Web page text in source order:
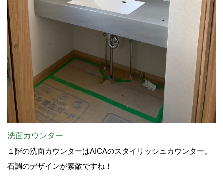
洗面カウンター
１階の洗面カウンターはAICAのスタイリッシュカウンター。
石調のデザインが素敵ですね！